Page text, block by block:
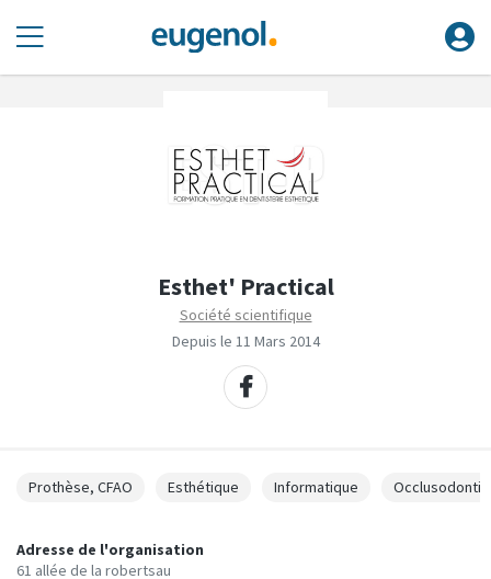
Esthet' Practical
Société scientifique
Depuis le 11 Mars 2014
Prothèse, CFAO Esthétique Informatique Occlusodontie
Adresse de l'organisation
61 allée de la robertsau